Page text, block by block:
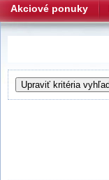
Akciové ponuky